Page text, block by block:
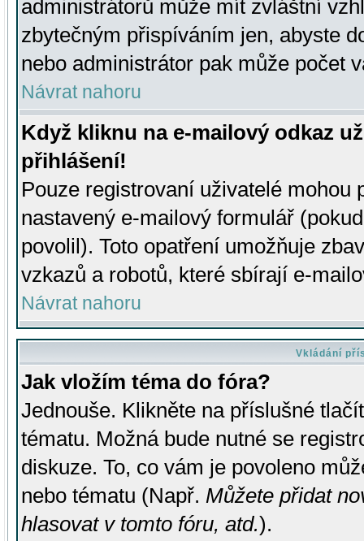
administrátorů může mít zvláštní
zbytečným přispíváním jen, abyste
nebo administrátor pak může počet
Návrat nahoru
Když kliknu na e-mailový odkaz
přihlášení!
Pouze registrovaní uživatelé mohou
nastavený e-mailový formulář
povolil). Toto opatření umožňuje
vzkazů a robotů, které sbírají e-
Návrat nahoru
Vkládání
Jak vložím téma do fóra?
Jednouše. Klikněte na příslušné
tématu. Možná bude nutné se
diskuze. To, co vám je povoleno
nebo tématu (Např. Můžete přidat
hlasovat v tomto fóru, atd.).